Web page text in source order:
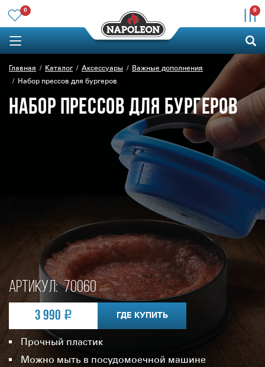
0 0
Главная Каталог Аксессуары
Важные дополнения
Набор прессов для бургеров
НАБОР ПРЕССОВ ДЛЯ БУРГЕРОВ
Артикул: 70060
3 990 ГДЕ КУПИТЬ
Прочный пластик
Можно мыть в посудомоечной машине